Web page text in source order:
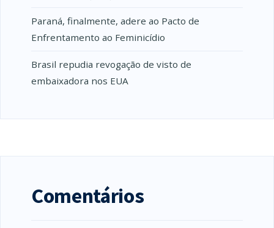
Paraná, finalmente, adere ao Pacto de
Enfrentamento ao Feminicídio
Brasil repudia revogação de visto de
embaixadora nos EUA
Comentários